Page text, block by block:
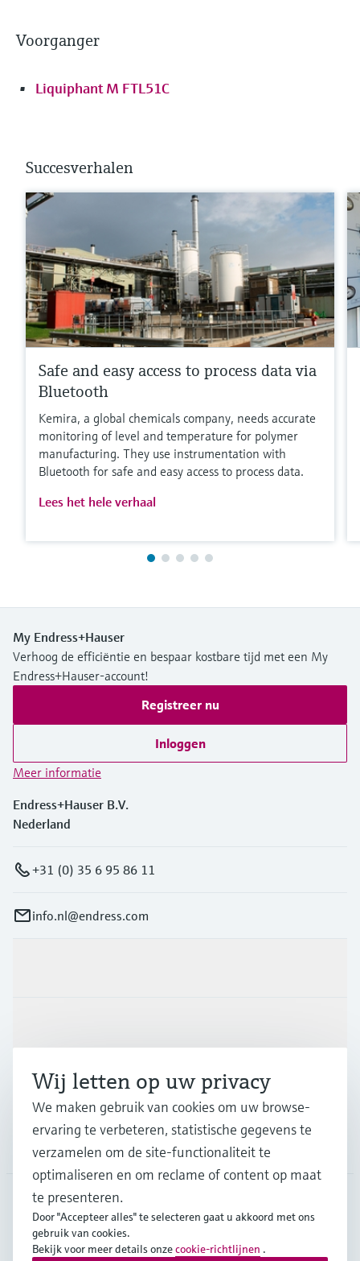
Voorganger
Liquiphant M FTL51C
Succesverhalen
Safe and easy access to process data via
Bluetooth
Kemira, a global chemicals company, needs accurate
monitoring of level and temperature for polymer
manufacturing. They use instrumentation with
Bluetooth for safe and easy access to process data.
Lees het hele verhaal
My Endress+Hauser
Verhoog de efficiëntie en bespaar kostbare tijd met een My
Endress+Hauser-account!
Registreer nu
Inloggen
Meer informatie
Endress+Hauser B.V.
Nederland
+31 (0) 35 6 95 86 11
info.nl@endress.com
Support
NLD•Nederlands
Wij letten op uw privacy
We maken gebruik van cookies om uw browse-
ervaring te verbeteren, statistische gegevens te
verzamelen om de site-functionaliteit te
optimaliseren en om reclame of content op maat
te presenteren.
Door "Accepteer alles" te selecteren gaat u akkoord met ons
gebruik van cookies.
Bekijk voor meer details onzecookie-richtlijnen .